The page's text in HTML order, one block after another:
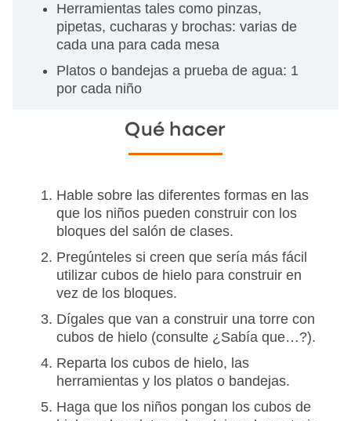
Herramientas tales como pinzas,
pipetas, cucharas y brochas: varias de
cada una para cada mesa
Platos o bandejas a prueba de agua: 1
por cada niño
Qué hacer
Hable sobre las diferentes formas en las
que los niños pueden construir con los
bloques del salón de clases.
Pregúnteles si creen que sería más fácil
utilizar cubos de hielo para construir en
vez de los bloques.
Dígales que van a construir una torre con
cubos de hielo (consulte ¿Sabía que…?).
Reparta los cubos de hielo, las
herramientas y los platos o bandejas.
Haga que los niños pongan los cubos de